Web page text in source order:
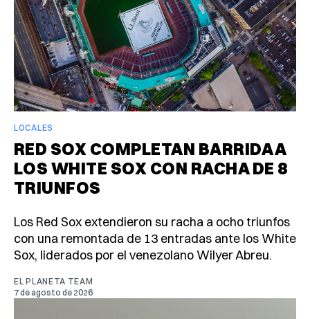
LOCALES
RED SOX COMPLETAN BARRIDA A
LOS WHITE SOX CON RACHA DE 8
TRIUNFOS
Los Red Sox extendieron su racha a ocho triunfos
con una remontada de 13 entradas ante los White
Sox, liderados por el venezolano Wilyer Abreu.
EL PLANETA TEAM
7 de agosto de 2026